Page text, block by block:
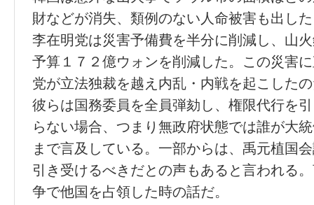
財などが消失、類例のない人命被害も出し
李在明党は災害予備費を半分に削減し、山
予算１７２億ウォンを削減した。この災害
党が立法独裁を越え内乱・内戦を起こした
彼らは国務委員を全員弾劾し、権限代行を
らない場合、つまり無政府状態では誰が大
まで言及している。一部からは、禹元植国
引き受けるべきだとの声もあると言われる
争で他国を占領した時の話だ。